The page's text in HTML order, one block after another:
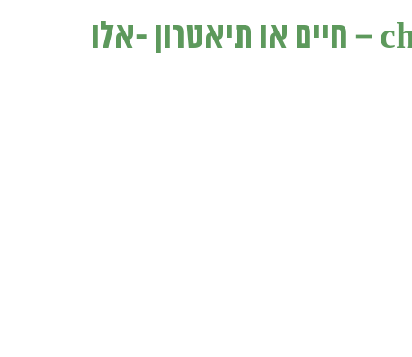
charlotte salomon – חיים או תיאטרון -אלו